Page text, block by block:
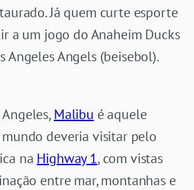
Já quem curte esporte
a um jogo do Anaheim Ducks
Angeles Angels (beisebol).
Malibu é aquele
deveria visitar pelo
na Highway 1, com vistas
entre mar, montanhas e